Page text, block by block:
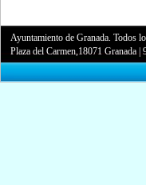
Ayuntamiento de Granada. Todos
Plaza del Carmen,18071 Granada |